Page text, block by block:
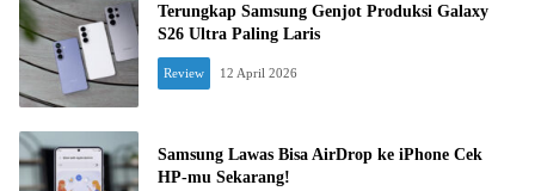
Terungkap Samsung Genjot Produksi Galaxy
S26 Ultra Paling Laris
Review 12 April 2026
Samsung Lawas Bisa AirDrop ke iPhone Cek
HP-mu Sekarang!